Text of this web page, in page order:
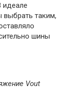
идеале
выбрать таким,
шины
Vout